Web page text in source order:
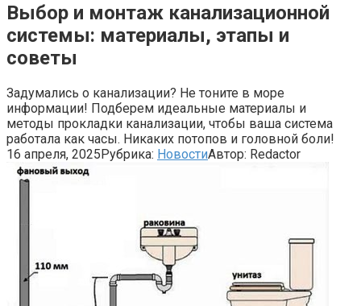
Выбор и монтаж канализационной
системы: материалы, этапы и
советы
Задумались о канализации? Не тоните в море
информации! Подберем идеальные материалы и
методы прокладки канализации, чтобы ваша система
работала как часы. Никаких потопов и головной боли!
16 апреля, 2025Рубрика: НовостиАвтор: Redactor